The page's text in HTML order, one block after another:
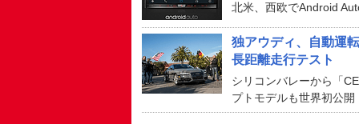
北米、西欧でAndroid
独アウディ、自動運
長距離走行テスト
シリコンバレーから「
プトモデルも世界初公開